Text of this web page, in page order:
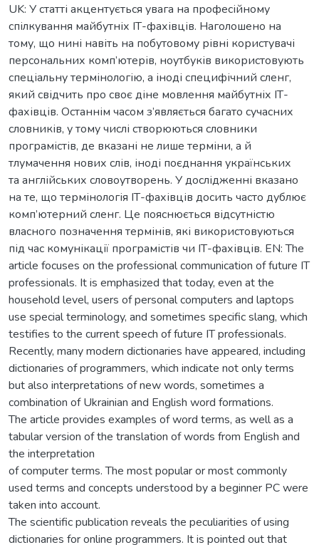
UK: У статті акцентується увага на професійному
спілкування майбутніх ІТ-фахівців. Наголошено на
тому, що нині навіть на побутовому рівні користувачі
персональних комп’ютерів, ноутбуків використовують
спеціальну термінологію, а іноді специфічний сленг,
який свідчить про своє діне мовлення майбутніх ІТ-
фахівців. Останнім часом з’являється багато сучасних
словників, у тому числі створюються словники
програмістів, де вказані не лише терміни, а й
тлумачення нових слів, іноді поєднання українських
та англійських словоутворень. У дослідженні вказано
на те, що термінологія ІТ-фахівців досить часто дублює
комп’ютерний сленг. Це пояснюється відсутністю
власного позначення термінів, які використовуються
під час комунікації програмістів чи ІТ-фахівців. EN: The
article focuses on the professional communication of future IT
professionals. It is emphasized that today, even at the
household level, users of personal computers and laptops
use special terminology, and sometimes specific slang, which
testifies to the current speech of future IT professionals.
Recently, many modern dictionaries have appeared, including
dictionaries of programmers, which indicate not only terms
but also interpretations of new words, sometimes a
combination of Ukrainian and English word formations.
The article provides examples of word terms, as well as a
tabular version of the translation of words from English and
the interpretation
of computer terms. The most popular or most commonly
used terms and concepts understood by a beginner PC were
taken into account.
The scientific publication reveals the peculiarities of using
dictionaries for online programmers. It is pointed out that